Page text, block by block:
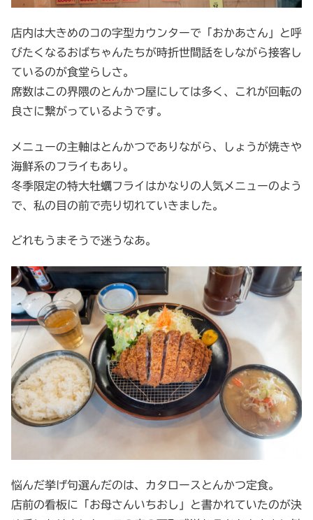
店内は大きめのコの字型カウンターで「おかあさん」と呼
びたくなるおばちゃんたちが時折世間話をしながら接客し
ているのが食堂らしさ。
席数はこの界隈のとんかつ屋にしては多く、これが回転の
良さに繋がっているようです。
メニューの主軸はとんかつでありながら、しょうが焼きや
海鮮系のフライもあり。
冬季限定の特大牡蠣フライはかなりの人気メニューのよう
で、私の目の前で売り切れていきました。
どれもうまそうで迷うなあ。
悩んだ挙げ句選んだのは、カタロースとんかつ定食。
店前の看板に「お母さんいちおし」と書かれていたのが決